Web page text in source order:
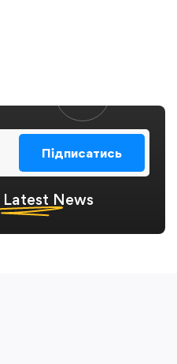
Latest News
Підписатись